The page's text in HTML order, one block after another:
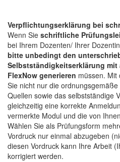
Verpflichtungserklärung bei
Wenn Sie schriftliche
bei Ihrem Dozenten/ Ihrer
bitte unbedingt den
Selbstständigkeitserklärung mit
FlexNow generieren müssen. Mit
Sie nicht nur die
Quellen sowie das selbstständige
gleichzeitig eine korrekte
vermerkte Modul und die von
Wählen Sie als Prüfungsform
Vordruck nur einmal abzugeben
diesen Vordruck kann Ihre Arbeit
korrigiert werden.